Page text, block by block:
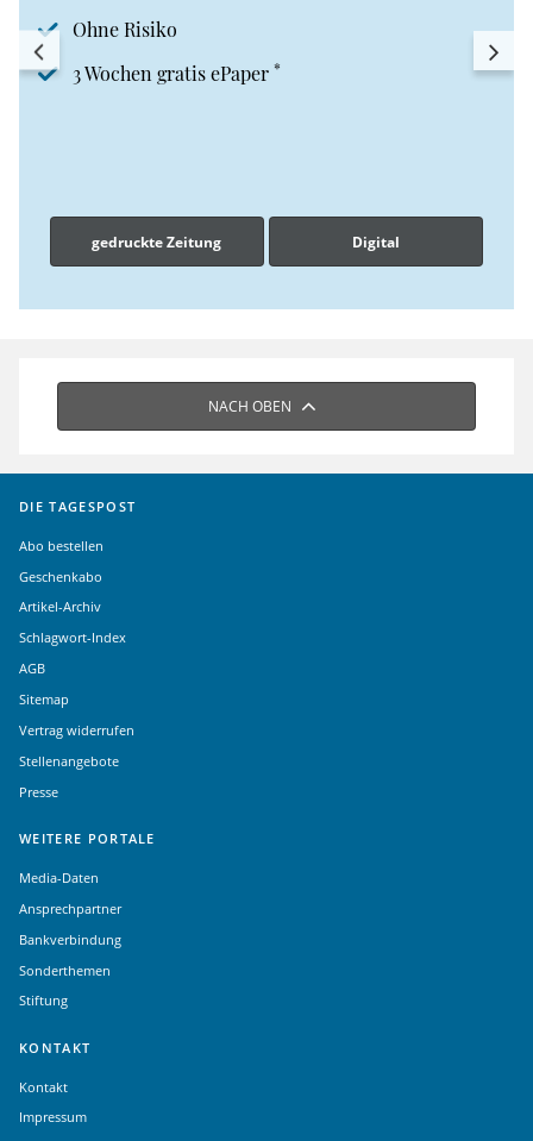
Ohne Risiko
3 Wochen gratis ePaper *
gedruckte Zeitung Digital
NACH OBEN
DIE TAGESPOST
Abo bestellen
Geschenkabo
Artikel-Archiv
Schlagwort-Index
AGB
Sitemap
Vertrag widerrufen
Stellenangebote
Presse
WEITERE PORTALE
Media-Daten
Ansprechpartner
Bankverbindung
Sonderthemen
Stiftung
KONTAKT
Kontakt
Impressum